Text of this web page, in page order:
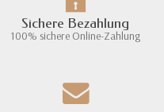
Sichere Bezahlung
100% sichere Online-Zahlung